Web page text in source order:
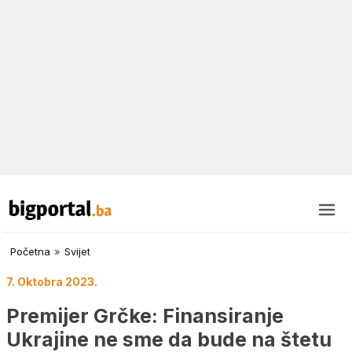
Početna » Svijet
7. Oktobra 2023.
Premijer Grčke: Finansiranje
Ukrajine ne sme da bude na štetu